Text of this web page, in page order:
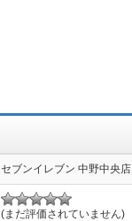
セブンイレブン 中野中央店
(まだ評価されていません)